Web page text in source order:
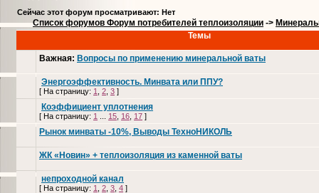
Сейчас этот форум просматривают: Нет
Список форумов Форум потребителей теплоизоляции ->
Темы
Важная: Вопросы по применению минеральной ваты
Энергоэффективность. Минвата или ППУ?
[ На страницу: 1 2 3 ]
Коэффициент уплотнения
[ На страницу: 1 15 16 17 ]
Рынок минваты -10%, Выводы ТехноНИКОЛЬ
ЖК «Новин» + теплоизоляция из каменной ваты
непроходной канал
[ На страницу: 1 2 3 4 ]